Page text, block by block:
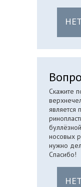
Скажите
является
носовых
нужно
Спасибо!